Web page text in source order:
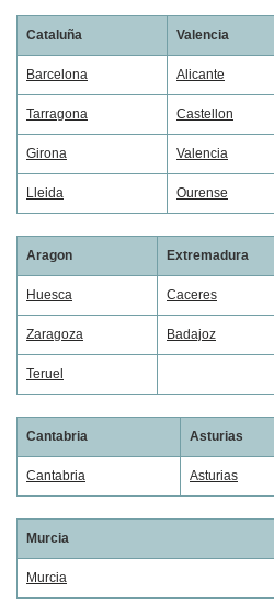
Cataluña Valencia
Barcelona Alicante
Tarragona Castellon
Girona Valencia
Lleida Ourense
Aragon Extremadura
Huesca Caceres
Zaragoza Badajoz
Teruel
Cantabria Asturias
Cantabria Asturias
Murcia
Murcia